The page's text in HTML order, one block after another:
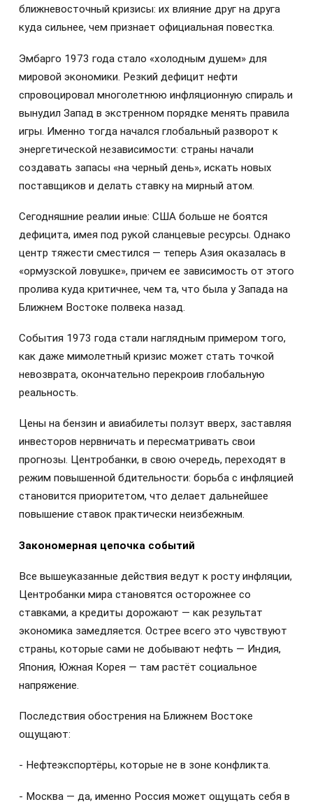
ближневосточный кризисы: их влияние друг на друга
куда сильнее, чем признает официальная повестка.
Эмбарго 1973 года стало «холодным душем» для
мировой экономики. Резкий дефицит нефти
спровоцировал многолетнюю инфляционную спираль и
вынудил Запад в экстренном порядке менять правила
игры. Именно тогда начался глобальный разворот к
энергетической независимости: страны начали
создавать запасы «на черный день», искать новых
поставщиков и делать ставку на мирный атом.
Сегодняшние реалии иные: США больше не боятся
дефицита, имея под рукой сланцевые ресурсы. Однако
центр тяжести сместился — теперь Азия оказалась в
«ормузской ловушке», причем ее зависимость от этого
пролива куда критичнее, чем та, что была у Запада на
Ближнем Востоке полвека назад.
События 1973 года стали наглядным примером того,
как даже мимолетный кризис может стать точкой
невозврата, окончательно перекроив глобальную
реальность.
Цены на бензин и авиабилеты ползут вверх, заставляя
инвесторов нервничать и пересматривать свои
прогнозы. Центробанки, в свою очередь, переходят в
режим повышенной бдительности: борьба с инфляцией
становится приоритетом, что делает дальнейшее
повышение ставок практически неизбежным.
Закономерная цепочка событий
Все вышеуказанные действия ведут к росту инфляции,
Центробанки мира становятся осторожнее со
ставками, а кредиты дорожают — как результат
экономика замедляется. Острее всего это чувствуют
страны, которые сами не добывают нефть — Индия,
Япония, Южная Корея — там растёт социальное
напряжение.
Последствия обострения на Ближнем Востоке
ощущают:
- Нефтеэкспортёры, которые не в зоне конфликта.
- Москва — да, именно Россия может ощущать себя в